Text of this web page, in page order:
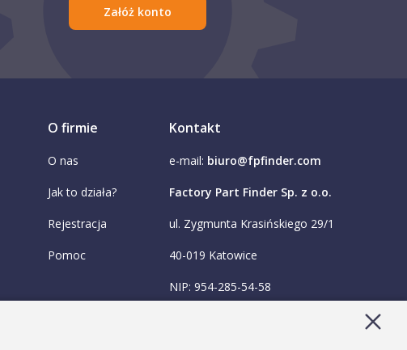
Załóż konto
O firmie
O nas
Jak to działa?
Rejestracja
Pomoc
Kontakt
e-mail: biuro@fpfinder.com
Factory Part Finder Sp. z o.o.
ul. Zygmunta Krasińskiego 29/1
40-019 Katowice
NIP: 954-285-54-58